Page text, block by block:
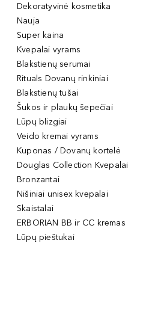
Dekoratyvinė kosmetika
Nauja
Super kaina
Kvepalai vyrams
Blakstienų serumai
Rituals Dovanų rinkiniai
Blakstienų tušai
Šukos ir plaukų šepečiai
Lūpų blizgiai
Veido kremai vyrams
Kuponas / Dovanų kortelė
Douglas Collection Kvepalai
Bronzantai
Nišiniai unisex kvepalai
Skaistalai
ERBORIAN BB ir CC kremas
Lūpų pieštukai